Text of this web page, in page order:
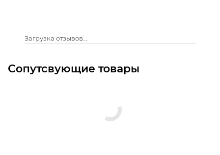
Загрузка отзывов...
Сопутсвующие товары